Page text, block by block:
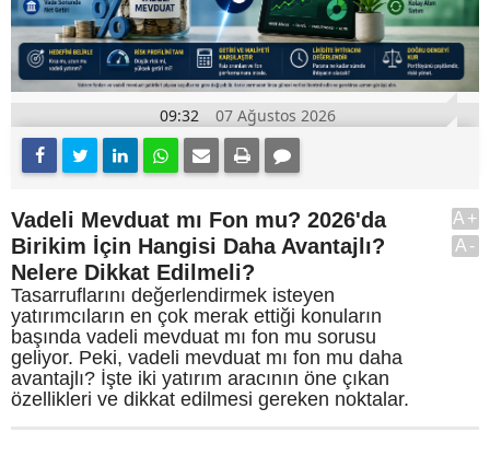
09:32 07 Ağustos 2026
Vadeli Mevduat mı Fon mu? 2026'da
Birikim İçin Hangisi Daha Avantajlı?
Nelere Dikkat Edilmeli?
Tasarruflarını değerlendirmek isteyen
yatırımcıların en çok merak ettiği konuların
başında vadeli mevduat mı fon mu sorusu
geliyor. Peki, vadeli mevduat mı fon mu daha
avantajlı? İşte iki yatırım aracının öne çıkan
özellikleri ve dikkat edilmesi gereken noktalar.
A+
A-